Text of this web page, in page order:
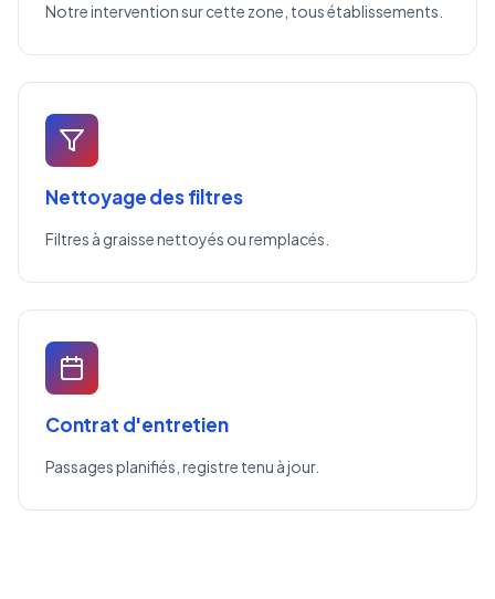
Notre intervention sur cette zone, tous établissements.
Nettoyage des filtres
Filtres à graisse nettoyés ou remplacés.
Contrat d'entretien
Passages planifiés, registre tenu à jour.